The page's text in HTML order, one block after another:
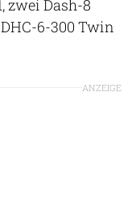
zwei Dash-8
6-300 Twin
ANZEIGE